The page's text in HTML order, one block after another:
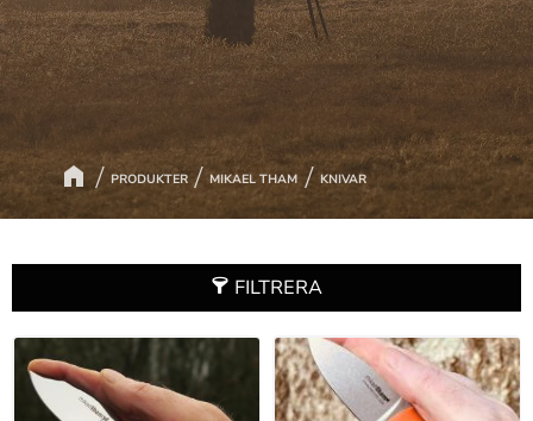
PRODUKTER MIKAEL THAM KNIVAR
FILTRERA